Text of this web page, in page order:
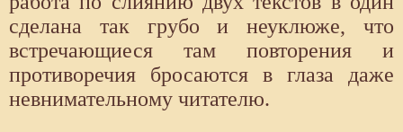
сделана так грубо и неуклюже, что
встречающиеся там повторения и
противоречия бросаются в глаза даже
невнимательному читателю.